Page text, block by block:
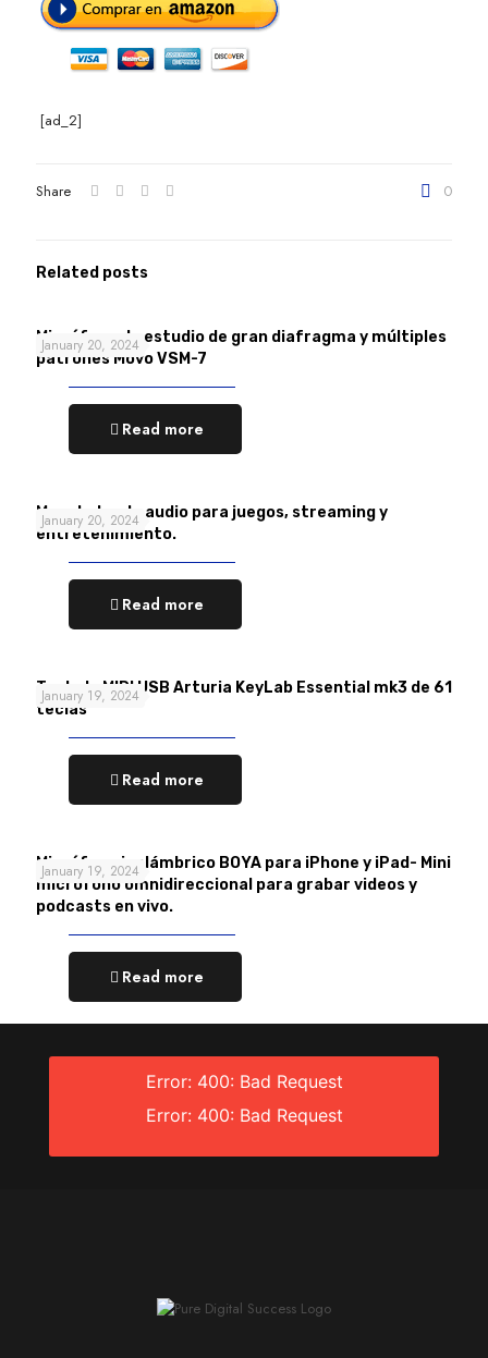
[ad_2]
Share 0
Related posts
January 20, 2024
Micrófono de estudio de gran diafragma y múltiples
patrones Movo VSM-7
Read more
January 20, 2024
Mezclador de audio para juegos, streaming y
entretenimiento.
Read more
January 19, 2024
Teclado MIDI USB Arturia KeyLab Essential mk3 de 61
teclas
Read more
January 19, 2024
Micrófono inalámbrico BOYA para iPhone y iPad- Mini
micrófono omnidireccional para grabar videos y
podcasts en vivo.
Read more
Error: 400: Bad Request
Error: 400: Bad Request